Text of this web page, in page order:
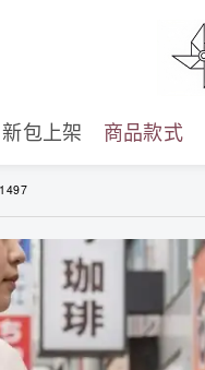
新包上架 商品款式